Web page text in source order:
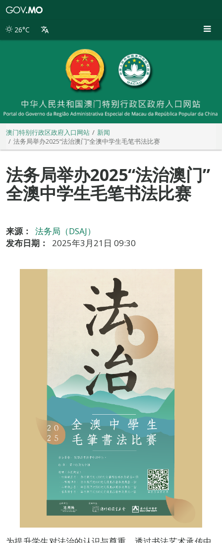
别
26°C
澳门特别行政区政府入口网站
新闻
法务局举办2025“法治澳门”全澳中学生毛笔书法比赛
法务局举办2025“法治澳门”
全澳中学生毛笔书法比赛
来源：
法务局（DSAJ）
发布日期：
2025年3月21日 09:30